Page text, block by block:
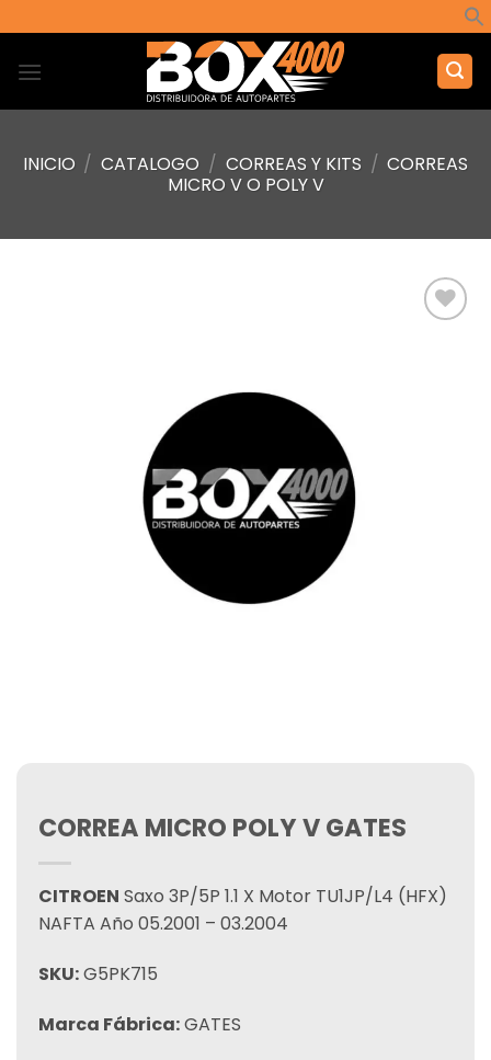
al
contenido
INICIO / CATALOGO / CORREAS Y KITS / CORREAS
MICRO V O POLY V
CORREA MICRO POLY V GATES
CITROEN Saxo 3P/5P 1.1 X Motor TU1JP/L4 (HFX)
NAFTA Año 05.2001 – 03.2004
SKU:G5PK715
Marca Fábrica:GATES